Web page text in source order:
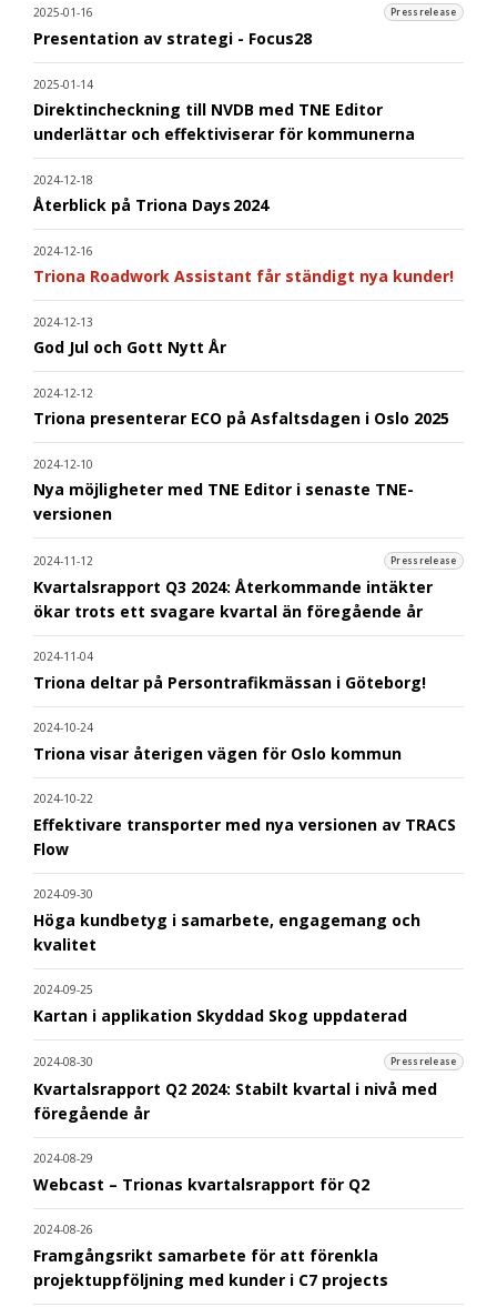
2025-01-16 Pressrelease
Presentation av strategi - Focus28
2025-01-14
Direktincheckning till NVDB med TNE Editor
underlättar och effektiviserar för kommunerna
2024-12-18
Återblick på Triona Days 2024
2024-12-16
Triona Roadwork Assistant får ständigt nya kunder!
2024-12-13
God Jul och Gott Nytt År
2024-12-12
Triona presenterar ECO på Asfaltsdagen i Oslo 2025
2024-12-10
Nya möjligheter med TNE Editor i senaste TNE-
versionen
2024-11-12 Pressrelease
Kvartalsrapport Q3 2024: Återkommande intäkter
ökar trots ett svagare kvartal än föregående år
2024-11-04
Triona deltar på Persontrafikmässan i Göteborg!
2024-10-24
Triona visar återigen vägen för Oslo kommun
2024-10-22
Effektivare transporter med nya versionen av TRACS
Flow
2024-09-30
Höga kundbetyg i samarbete, engagemang och
kvalitet
2024-09-25
Kartan i applikation Skyddad Skog uppdaterad
2024-08-30 Pressrelease
Kvartalsrapport Q2 2024: Stabilt kvartal i nivå med
föregående år
2024-08-29
Webcast – Trionas kvartalsrapport för Q2
2024-08-26
Framgångsrikt samarbete för att förenkla
projektuppföljning med kunder i C7 projects